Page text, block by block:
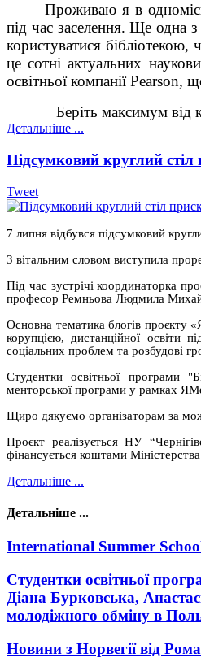
Проживаю я в
під час заселення. Ще одна
користуватися
це сотні актуальних
освітньої компанії Pearson,
⠀Беріть максимум від
Детальніше ...
Підсумковий круглий
Tweet
7 липня відбувся підсумковий
З вітальним словом виступила
Під час зустрічі координаторка
професор Ремньова Людмила
Основна тематика блогів проєкту
корупцією, дистанційної освіти
соціальних проблем та розбудові
Студентки освітньої програми
менторської програми у рамках
Щиро дякуємо організаторам за
Проєкт реалізується НУ
фінансується коштами
Детальніше ...
Детальніше ...
International Summer
Студентки освітньої
Діана Бурковська,
молодіжного обміну в
Новини з Норвегії від